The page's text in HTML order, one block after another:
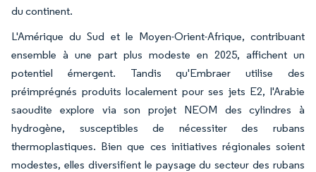
du continent.
L'Amérique du Sud et le Moyen-Orient-Afrique, contribuant
ensemble à une part plus modeste en 2025, affichent un
potentiel émergent. Tandis qu'Embraer utilise des
préimprégnés produits localement pour ses jets E2, l'Arabie
saoudite explore via son projet NEOM des cylindres à
hydrogène, susceptibles de nécessiter des rubans
thermoplastiques. Bien que ces initiatives régionales soient
modestes, elles diversifient le paysage du secteur des rubans